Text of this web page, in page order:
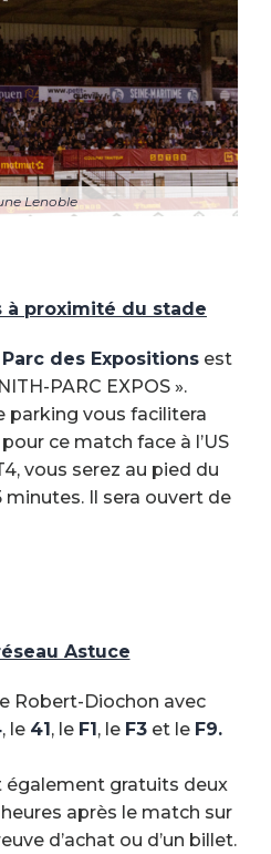
Lenoble
à proximité du stade
des Expositions est
PARC EXPOS ».
parking vous facilitera
ce match face à l’US
vous serez au pied du
Il sera ouvert de
Astuce
Robert-Diochon avec
, le 41, le F1, le F3 et le F9.
également gratuits deux
après le match sur
d’achat ou d’un billet.